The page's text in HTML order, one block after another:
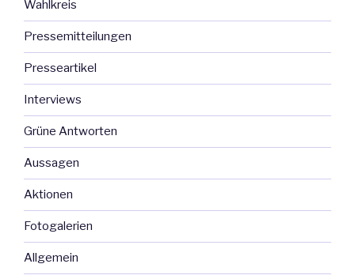
Wahlkreis
Pressemitteilungen
Presseartikel
Interviews
Grüne Antworten
Aussagen
Aktionen
Fotogalerien
Allgemein